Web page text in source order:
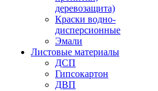
деревозащита)
Краски водно-
дисперсионные
Эмали
Листовые материалы
ДСП
Гипсокартон
ДВП